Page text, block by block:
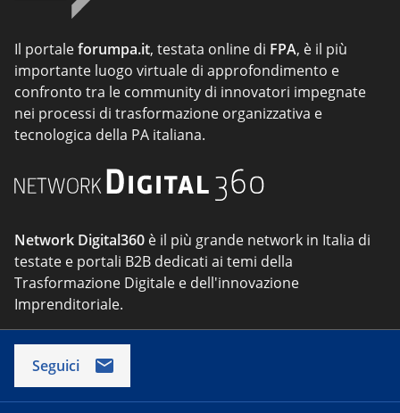
Il portaleforumpa.it, testata online di FPA, è il più
importante luogo virtuale di approfondimento e
confronto tra le community di innovatori impegnate
nei processi di trasformazione organizzativa e
tecnologica della PA italiana.
Network Digital360 è il più grande network in Italia di
testate e portali B2B dedicati ai temi della
Trasformazione Digitale e dell'innovazione
Imprenditoriale.
Seguici